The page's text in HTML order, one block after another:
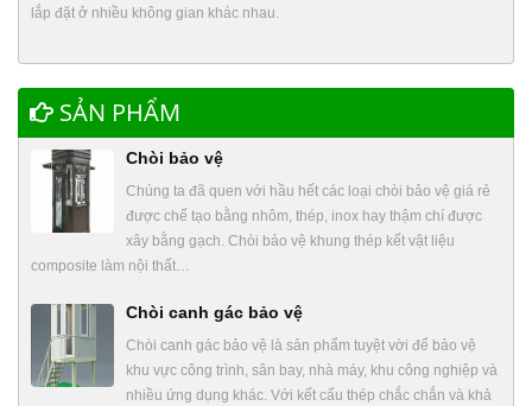
lắp đặt ở nhiều không gian khác nhau.
SẢN PHẨM
Chòi bảo vệ
Chúng ta đã quen với hầu hết các loại chòi bảo vệ giá rẻ
được chế tạo bằng nhôm, thép, inox hay thậm chí được
xây bằng gạch. Chòi bảo vệ khung thép kết vật liệu
composite làm nội thất…
Chòi canh gác bảo vệ
Chòi canh gác bảo vệ là sản phẩm tuyệt vời để bảo vệ
khu vực công trình, sân bay, nhà máy, khu công nghiệp và
nhiều ứng dụng khác. Với kết cấu thép chắc chắn và khả